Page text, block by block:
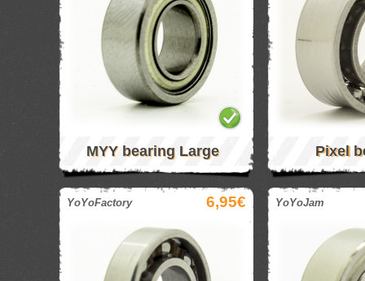
MYY bearing Large Pixel
YoYoFactory 6,95€ YoYoJam